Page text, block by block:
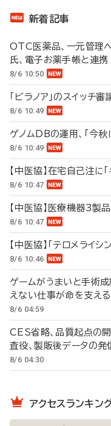
新着記事
OTC医薬品、一元管
氏、電子お薬手帳と連携
8/6 10:50
「ビラノア」のスイッ
8/6 10:49
ゲノムDBの運用、「今
8/6 10:49
【中医協】在宅自己注に
8/6 10:47
【中医協】医療機器3
8/6 10:47
【中医協】「テロメラ
8/6 10:46
ゲームがうまいと手
えない仕事が命を支える
8/6 04:59
CES省略、品質起点
査役、製販後データの発
8/6 04:30
アクセスランキン